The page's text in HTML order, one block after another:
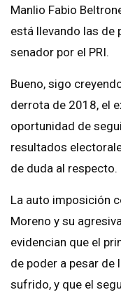
Manlio Fabio
está llevando las de
senador por el PRI.
Bueno, sigo
derrota de 2018, el
oportunidad de
resultados
de duda al respecto.
La auto imposición
Moreno y su
evidencian que el
de poder a pesar de
sufrido, y que el